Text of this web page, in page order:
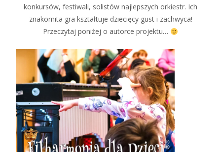
konkursów, festiwali, solistów najlepszych orkiestr. Ich
znakomita gra kształtuje dziecięcy gust i zachwyca!
Przeczytaj poniżej o autorce projektu…